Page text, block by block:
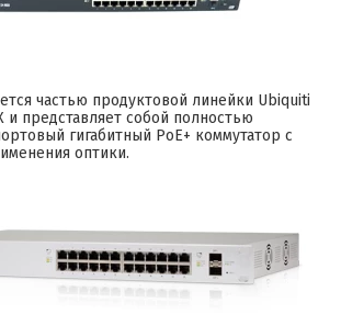
частью продуктовой линейки Ubiquiti
и представляет собой полностью
гигабитный PoE+ коммутатор с
оптики.